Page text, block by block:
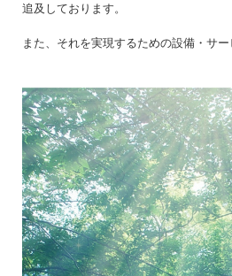
追及しております。
また、それを実現するための設備・サー